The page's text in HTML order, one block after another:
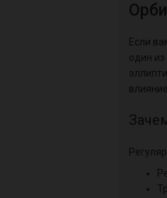
Если
один